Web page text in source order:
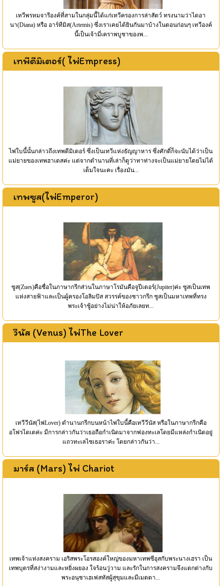
เทวีพรหมจารีองค์ที่สามในกลุ่มนี้ได้แก่เทวีครองการล่าสัตว์ ทรงนามว่าไดอา
นา(Diana) หรือ อาร์ทีมิส(Artemis) ซึ่งเราเคยได้ยินกันมาบ้างในตอนก่อนๆ เทวีองค์
นี้เป็นเจ้ามี่เคราพบูชาของพ...
เทพีดีมิเตอร์( ไพ่Empress)
ไพ่ใบนี้นั้นกล่าวถึงเทพดีมิเตอร์ ซึ่งเป็นเทวีแห่งธัญญาหาร ซึ่งศักดิ์ก็จะนับได้ว่าเป็น
แม่ยายของเทพฮาเดสค่ะ แต่จากตำนานที่เล่าก็ดูว่าทาท่างจะเป็นแม่ยายโดยไม่ได้
เต็มใจนะคะ เรื่องมัน...
เทพซูส(ไพ่Emperor)
ซูส(Zues)คือชื่อในภาษากรีกส่วนในภาษาโรมันคือจูปีเตอร์(Jupiter)ค่ะ ซูสเป็นเทพ
แห่งสายฟ้าและเป็นผู้ครองโอลิมปัส สวรรค์ของชาวกรีก ซูสเป็นมหาเทพที่ทรง
พระเจ้าชู้อย่างไม่น่าให้อภัยเลยท...
วีนัส (Venus) ไพ่The Lover
เทวีวีนัส(ไพ่Lover) ตำนานกรีกบนหน้าไพ่ใบนี้คือเทวีวีนัส หรือในภาษากรีกคือ
อโฟรไดเตค่ะ มีการกล่าวกันว่าเธอถือกำเนิดมาจากฟองทะเลโดยมีแหล่งกำเนิดอยู่
แถวทะเลไซเธอราค่ะ โดยกล่าวกันว่า...
มาร์ส (Mars) ไพ่ Chariot
เทพเจ้าแห่งสงคราม เอริสพระโอรสองค์ใหญ่ของมหาเทพซีอุสกับพระนางเฮรา เป็น
เทพบุตรที่สง่างามและหยิ่งผยอง ใจร้อนวู่วาม และรักในการสงครามจึงแตกต่างกับ
พระอนุชาเฮเฟสทัสผู้สุขุมและมีเมตตา...